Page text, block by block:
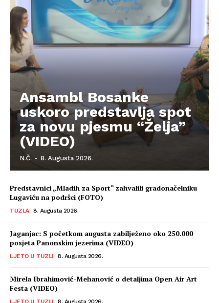
Ansambl Bosanke
uskoro predstavlja spot
za novu pjesmu “Želja”
(VIDEO)
N.Č. - 8. Augusta 2026.
Predstavnici „Mladih za Sport“ zahvalili gradonačelniku
Lugaviću na podršci (FOTO)
TUZLA 8. Augusta 2026.
Jaganjac: S početkom augusta zabilježeno oko 250.000
posjeta Panonskim jezerima (VIDEO)
LJETO U TUZLI 8. Augusta 2026.
Mirela Ibrahimović-Mehanović o detaljima Open Air Art
Festa (VIDEO)
LJETO U TUZLI 8. Augusta 2026.